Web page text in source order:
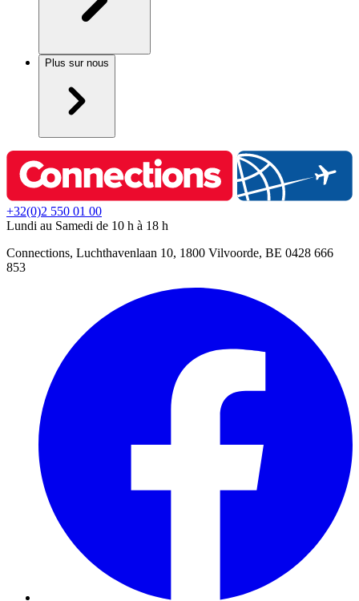
Plus sur nous
+32(0)2 550 01 00
Lundi au Samedi de 10 h à 18 h
Connections, Luchthavenlaan 10, 1800 Vilvoorde, BE 0428 666
853